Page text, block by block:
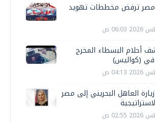
ترفض مخططات تهويد
أحلام البسطاء المخرج
(كواليس)
العاهل البحريني إلى مصر